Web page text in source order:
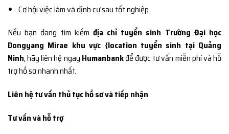
Cơ hội việc làm và định cư sau tốt nghiệp
Nếu bạn đang tìm kiếm địa chỉ tuyển sinh Trường Đại học
Dongyang Mirae khu vực {location tuyển sinh tại Quảng
Ninh, hãy liên hệ ngay Humanbankđể được tư vấn miễn phí và hỗ
trợ hồ sơ nhanh nhất.
Liên hệ tư vấn thủ tục hồ sơ và tiếp nhận
Tư vấn và hỗ trợ